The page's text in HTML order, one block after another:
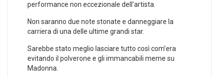
performance non eccezionale dell’artista.
Non saranno due note stonate e danneggiare la
carriera di una delle ultime grandi star.
Sarebbe stato meglio lasciare tutto così com’era
evitando il polverone e gli immancabili meme su
Madonna.